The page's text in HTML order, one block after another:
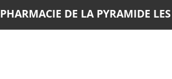
PHARMACIE DE LA PYRAMIDE